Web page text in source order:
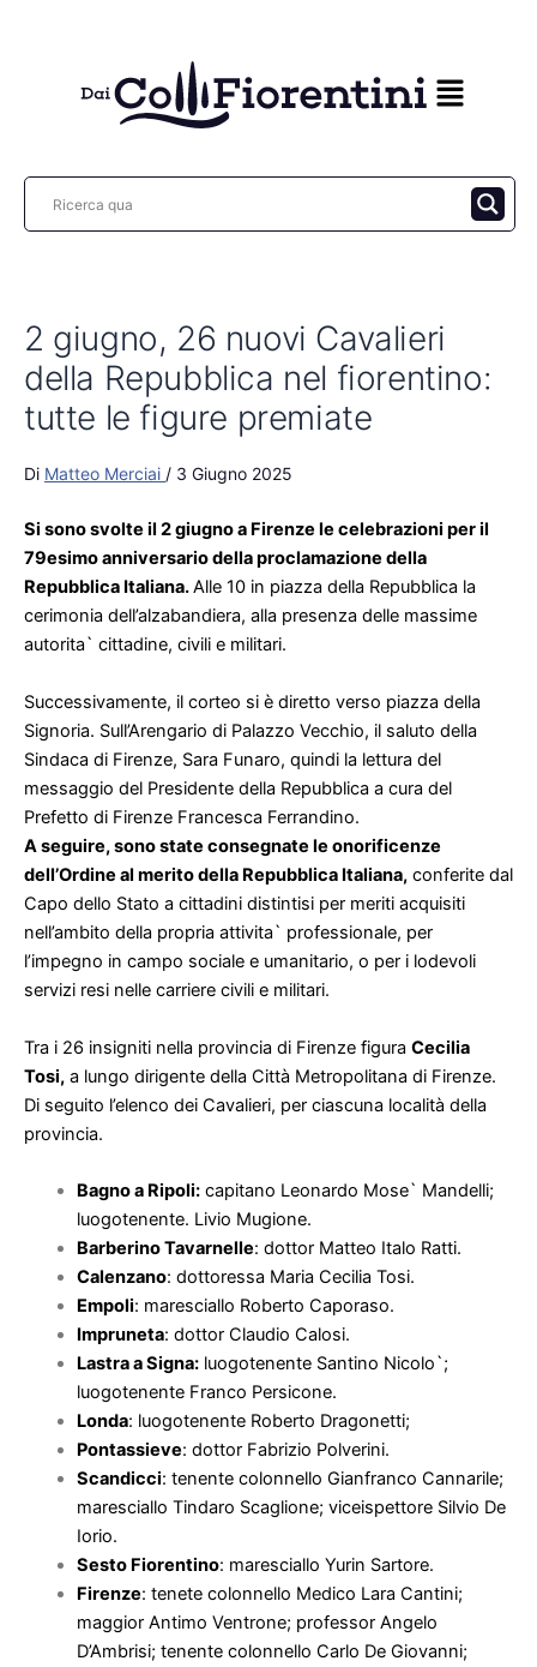
2 giugno, 26 nuovi Cavalieri
della Repubblica nel fiorentino:
tutte le figure premiate
Di Matteo Merciai / 3 Giugno 2025
Si sono svolte il 2 giugno a Firenze le celebrazioni per il
79esimo anniversario della proclamazione della
Repubblica Italiana.Alle 10 in piazza della Repubblica la
cerimonia dell’alzabandiera, alla presenza delle massime
autorita` cittadine, civili e militari.
Successivamente, il corteo si è diretto verso piazza della
Signoria. Sull’Arengario di Palazzo Vecchio, il saluto della
Sindaca di Firenze, Sara Funaro, quindi la lettura del
messaggio del Presidente della Repubblica a cura del
Prefetto di Firenze Francesca Ferrandino.
A seguire, sono state consegnate le onorificenze
dell’Ordine al merito della Repubblica Italiana, conferite dal
Capo dello Stato a cittadini distintisi per meriti acquisiti
nell’ambito della propria attivita` professionale, per
l’impegno in campo sociale e umanitario, o per i lodevoli
servizi resi nelle carriere civili e militari.
Tra i 26 insigniti nella provincia di Firenze figura Cecilia
Tosi, a lungo dirigente della Città Metropolitana di Firenze.
Di seguito l’elenco dei Cavalieri, per ciascuna località della
provincia.
Bagno a Ripoli:capitano Leonardo Mose` Mandelli;
luogotenente. Livio Mugione.
Barberino Tavarnelle: dottor Matteo Italo Ratti.
Calenzano: dottoressa Maria Cecilia Tosi.
Empoli: maresciallo Roberto Caporaso.
Impruneta: dottor Claudio Calosi.
Lastra a Signa:luogotenente Santino Nicolo`;
luogotenente Franco Persicone.
Londa: luogotenente Roberto Dragonetti;
Pontassieve: dottor Fabrizio Polverini.
Scandicci: tenente colonnello Gianfranco Cannarile;
maresciallo Tindaro Scaglione; viceispettore Silvio De
Iorio.
Sesto Fiorentino: maresciallo Yurin Sartore.
Firenze: tenete colonnello Medico Lara Cantini;
maggior Antimo Ventrone; professor Angelo
D’Ambrisi; tenente colonnello Carlo De Giovanni;